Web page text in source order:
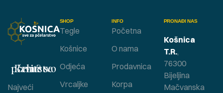
SHOP
Tegle
Košnice
Odjeća
Vrcaljke
INFO
Početna
O nama
Prodavnica
Korpa
Bavite se pčelarstvom ?
Najveći
PRONAĐI NAS
Košnica
T.R.,
76300
Bijeljina
Mačvanska